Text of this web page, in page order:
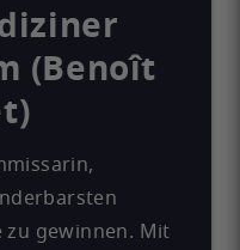
(Benoît
gewinnen. Mit